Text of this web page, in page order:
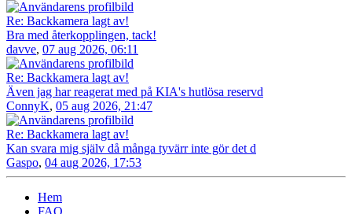
Re: Backkamera lagt av!
Bra med återkopplingen, tack!
davve, 07 aug 2026, 06:11
Re: Backkamera lagt av!
Även jag har reagerat med på KIA's hutlösa reservd
ConnyK, 05 aug 2026, 21:47
Re: Backkamera lagt av!
Kan svara mig själv då många tyvärr inte gör det d
Gaspo, 04 aug 2026, 17:53
Hem
FAQ